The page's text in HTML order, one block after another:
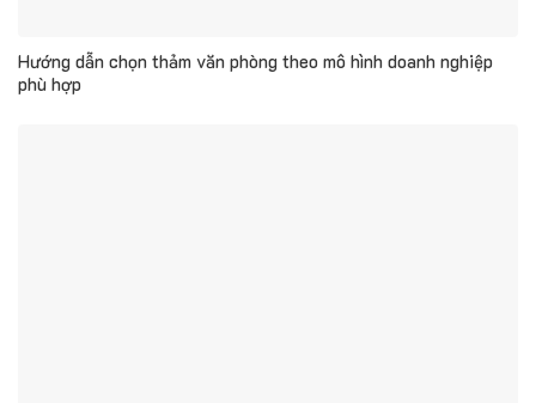
Hướng dẫn chọn thảm văn phòng theo mô hình doanh nghiệp
phù hợp